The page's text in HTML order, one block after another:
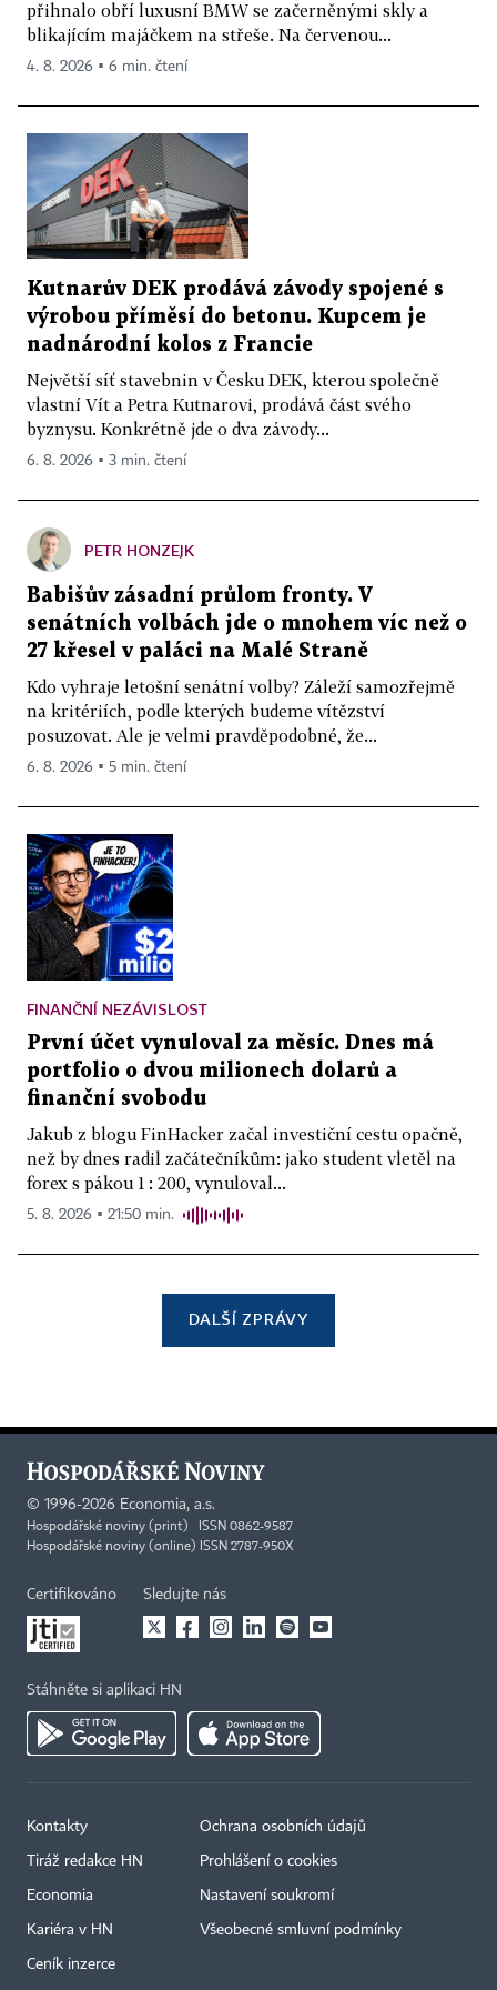
přihnalo obří luxusní BMW se začerněnými skly a
blikajícím majáčkem na střeše. Na červenou...
4. 8. 2026 ▪ 6 min. čtení
Kutnarův DEK prodává závody spojené s
výrobou příměsí do betonu. Kupcem je
nadnárodní kolos z Francie
Největší síť stavebnin v Česku DEK, kterou společně
vlastní Vít a Petra Kutnarovi, prodává část svého
byznysu. Konkrétně jde o dva závody...
6. 8. 2026 ▪ 3 min. čtení
PETR HONZEJK
Babišův zásadní průlom fronty. V
senátních volbách jde o mnohem víc než o
27 křesel v paláci na Malé Straně
Kdo vyhraje letošní senátní volby? Záleží samozřejmě
na kritériích, podle kterých budeme vítězství
posuzovat. Ale je velmi pravděpodobné, že...
6. 8. 2026 ▪ 5 min. čtení
FINANČNÍ NEZÁVISLOST
První účet vynuloval za měsíc. Dnes má
portfolio o dvou milionech dolarů a
finanční svobodu
Jakub z blogu FinHacker začal investiční cestu opačně,
než by dnes radil začátečníkům: jako student vletěl na
forex s pákou 1 : 200, vynuloval...
5. 8. 2026 ▪ 21:50 min.
DALŠÍ ZPRÁVY
© 1996-2026 Economia, a.s.
Hospodářské noviny (print) ISSN 0862-9587
Hospodářské noviny (online) ISSN 2787-950X
Certifikováno Sledujte nás
Stáhněte si aplikaci HN
Kontakty
Tiráž redakce HN
Economia
Kariéra v HN
Ceník inzerce
Ochrana osobních údajů
Prohlášení o cookies
Nastavení soukromí
Všeobecné smluvní podmínky